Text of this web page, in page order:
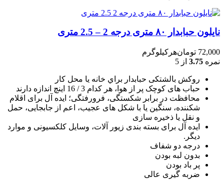
نایلون حبابدار ۸۰ متری درجه 2 – 2.5 متری
72,000 تومانهرکیلوگرم
نمره 3.75 از 5
روکش بالشتکی حبابدار براي خانه يا محل کار
حباب های کوچک پر از هوا، هر کدام 3 / 16 اينچ اندازه دارند
محافظت در برابر شکستگی، فرورفتگی؛ ايده آل برای اقلام
شکننده، سنگين يا با شکل های عجيب، اعم از جابجايی، حمل
و نقل يا ذخيره سازی
ایده آل برای بسته بندی زیور آلات، وسایل کلکسیونی و موارد
دیگر.
درجه دو شفاف
بدون لبه بودن
پر باد بودن
ضربه گیری عالی